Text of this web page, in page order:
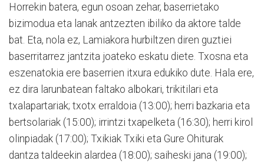
Horrekin batera, egun osoan zehar, baserrietako
bizimodua eta lanak antzezten ibiliko da aktore talde
bat. Eta, nola ez, Lamiakora hurbiltzen diren guztiei
baserritarrez jantzita joateko eskatu diete. Txosna eta
eszenatokia ere baserrien itxura edukiko dute. Hala ere,
ez dira larunbatean faltako albokari, trikitilari eta
txalapartariak; txotx erraldoia (13:00); herri bazkaria eta
bertsolariak (15:00); irrintzi txapelketa (16:30); herri kirol
olinpiadak (17:00); Txikiak Txiki eta Gure Ohiturak
dantza taldeekin alardea (18:00); saiheski jana (19:00);